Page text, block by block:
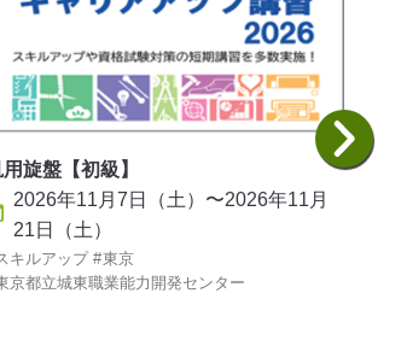
旋盤【初級】
2026年11月7日（土）〜2026年11月
21日（土）
キルアップ
東京
京都立城東職業能力開発センター
第三